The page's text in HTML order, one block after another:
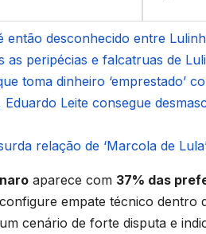
desconhecido entre
as peripécias e falcatruas de
toma dinheiro ‘emprestado’
Leite consegue
relação de ‘Marcola de
aparece com 37% das
empate técnico dentro
cenário de forte disputa e